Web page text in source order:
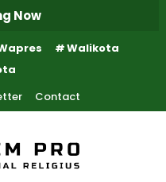
Now
Walikota
Contact